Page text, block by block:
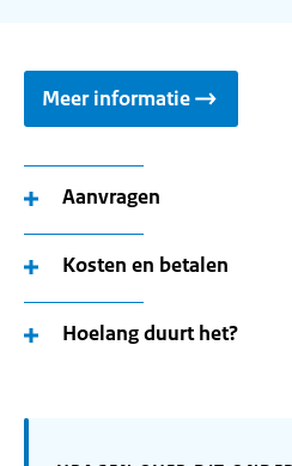
Meer informatie
Aanvragen
Kosten en betalen
Hoelang duurt het?